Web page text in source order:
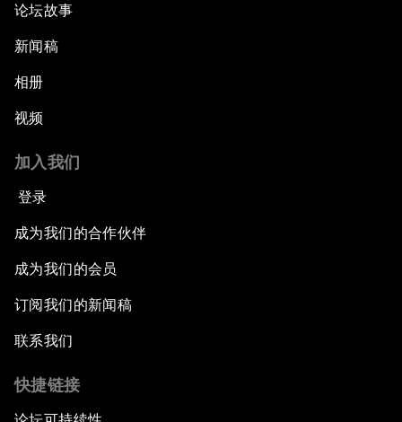
论坛故事
新闻稿
相册
视频
加入我们
登录
成为我们的合作伙伴
成为我们的会员
订阅我们的新闻稿
联系我们
快捷链接